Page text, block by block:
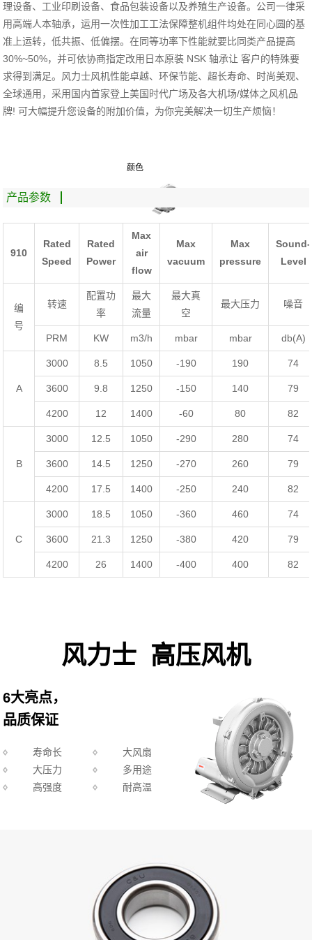
理设备、工业印刷设备、食品包装设备以及养殖生产设备。公司一律采
用高端人本轴承，运用一次性加工工法保障整机组件均处在同心圆的基
准上运转，低共振、低偏摆。在同等功率下性能就要比同类产品提高
30%~50%，并可依协商指定改用日本原装 NSK轴承让 客户的特殊要
求得到满足。风力士风机性能卓越、环保节能、超长寿命、时尚美观、
全球通用，采用国内首家登上美国时代广场及各大机场/媒体之风机品
牌!可大幅提升您设备的附加价值，为你完美解决一切生产烦恼！
颜色
产品参数
910
Rated
Speed
Rated
Power
Max
air
flow
Max
vacuum
Max
pressure
Sound-
Level
编
号
转速
配置功
率
最大
流量
最大真
空
最大压力 噪音
PRM KW m3/h mbar mbar db(A)
A
3000 8.5 1050 -190 190 74
3600 9.8 1250 -150 140 79
4200 12 1400 -60 80 82
B
3000 12.5 1050 -290 280 74
3600 14.5 1250 -270 260 79
4200 17.5 1400 -250 240 82
C
3000 18.5 1050 -360 460 74
3600 21.3 1250 -380 420 79
4200 26 1400 -400 400 82
风力士 高压风机
6大亮点，
品质保证
寿命长
大压力
高强度
大风扇
多用途
耐高温